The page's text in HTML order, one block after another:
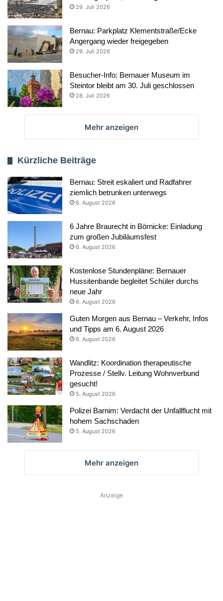
29. Juli 2026
Bernau: Parkplatz Klementstraße/Ecke
Angergang wieder freigegeben
29. Juli 2026
Besucher-Info: Bernauer Museum im
Steintor bleibt am 30. Juli geschlossen
28. Juli 2026
Mehr anzeigen
Kürzliche Beiträge
Bernau: Streit eskaliert und Radfahrer
ziemlich betrunken unterwegs
6. August 2026
6 Jahre Braurecht in Börnicke: Einladung
zum großen Jubiläumsfest
6. August 2026
Kostenlose Stundenpläne: Bernauer
Hussitenbande begleitet Schüler durchs
neue Jahr
6. August 2026
Guten Morgen aus Bernau – Verkehr, Infos
und Tipps am 6. August 2026
6. August 2026
Wandlitz: Koordination therapeutische
Prozesse / Stellv. Leitung Wohnverbund
gesucht!
5. August 2026
Polizei Barnim: Verdacht der Unfallflucht mit
hohem Sachschaden
5. August 2026
Mehr anzeigen
Anzeige